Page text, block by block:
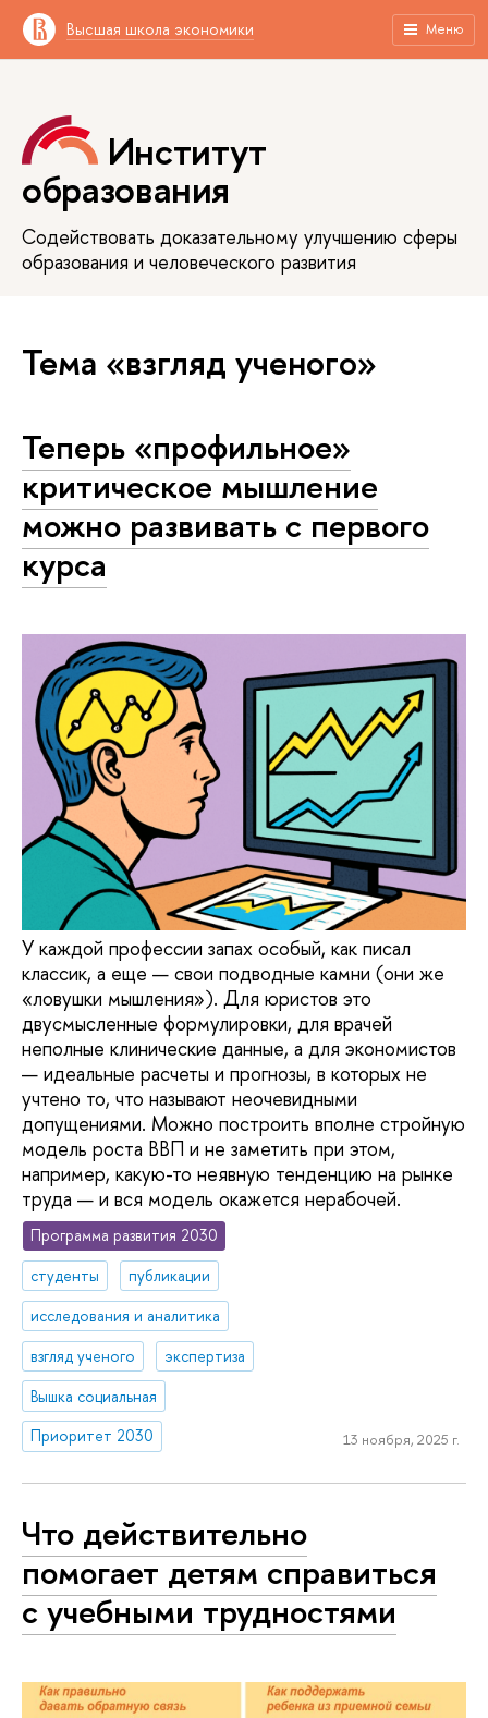
Высшая школа экономики Меню
Институт
образования
Содействовать доказательному улучшению сферы
образования и человеческого развития
Тема «взгляд ученого»
Теперь «профильное»
критическое мышление
можно развивать с первого
курса
У каждой профессии запах особый, как писал
классик, а еще — свои подводные камни (они же
«ловушки мышления»). Для юристов это
двусмысленные формулировки, для врачей
неполные клинические данные, а для экономистов
— идеальные расчеты и прогнозы, в которых не
учтено то, что называют неочевидными
допущениями. Можно построить вполне стройную
модель роста ВВП и не заметить при этом,
например, какую-то неявную тенденцию на рынке
труда — и вся модель окажется нерабочей.
Программа развития 2030
студенты
публикации
исследования и аналитика
взгляд ученого
экспертиза
Вышка социальная
Приоритет 2030
13 ноября, 2025 г.
Что действительно
помогает детям справиться
с учебными трудностями